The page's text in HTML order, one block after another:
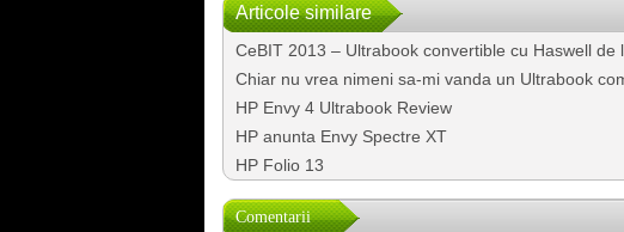
Articole similare
CeBIT 2013 – Ultrabook convertible cu Haswell de
Chiar nu vrea nimeni sa-mi vanda un Ultrabook
HP Envy 4 Ultrabook Review
HP anunta Envy Spectre XT
HP Folio 13
Comentarii